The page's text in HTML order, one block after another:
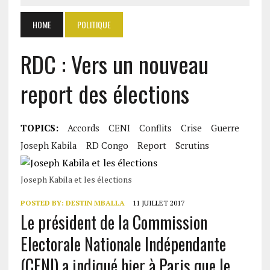
HOME POLITIQUE
RDC : Vers un nouveau
report des élections
TOPICS: Accords CENI Conflits Crise
Guerre
Joseph Kabila
RD Congo Report Scrutins
Joseph Kabila et les élections
POSTED BY: DESTIN MBALLA 11 JUILLET 2017
Le président de la Commission
Electorale Nationale Indépendante